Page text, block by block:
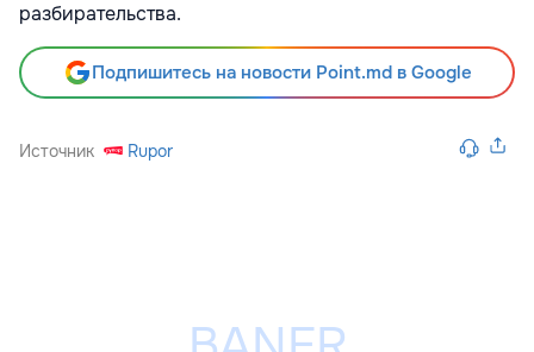
разбирательства.
Подпишитесь на новости Point.md в Google
Источник Rupor